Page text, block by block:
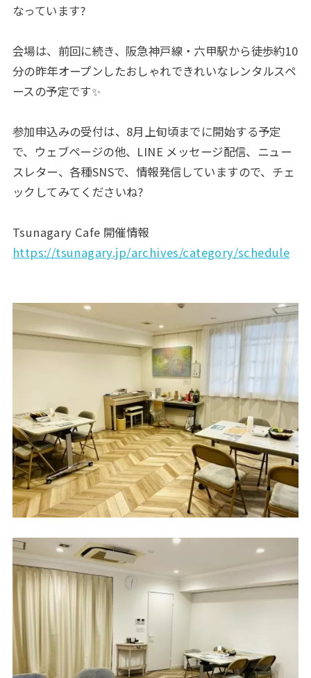
なっています?
会場は、前回に続き、阪急神戸線・六甲駅から徒歩約10
分の昨年オープンしたおしゃれできれいなレンタルスペ
ースの予定です✨
参加申込みの受付は、8月上旬頃までに開始する予定
で、ウェブページの他、LINE メッセージ配信、ニュー
スレター、各種SNSで、情報発信していますので、チェ
ックしてみてくださいね?
Tsunagary Cafe 開催情報
https://tsunagary.jp/archives/category/schedule